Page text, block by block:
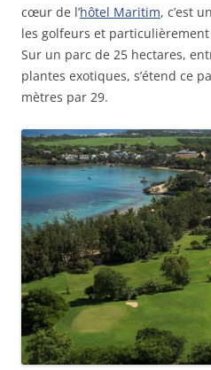
cœur de l’hôtel Maritim, c’est
les golfeurs et
Sur un parc de 25 hectares,
plantes exotiques, s’étend ce
mètres par 29.